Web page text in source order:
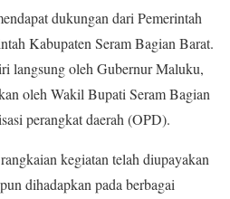
dukungan dari Pemerintah
Kabupaten Seram Bagian Barat.
langsung oleh Gubernur Maluku,
oleh Wakil Bupati Seram Bagian
perangkat daerah (OPD).
kegiatan telah diupayakan
dihadapkan pada berbagai